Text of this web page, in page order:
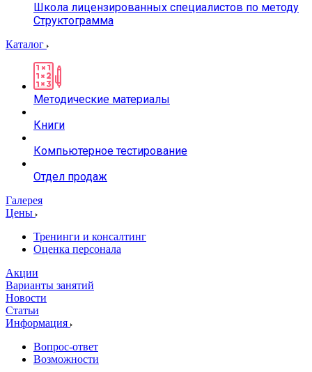
Школа лицензированных специалистов по методу
Структограмма
Каталог
Методические материалы
Книги
Компьютерное тестирование
Отдел продаж
Галерея
Цены
Тренинги и консалтинг
Оценка персонала
Акции
Варианты занятий
Новости
Статьи
Информация
Вопрос-ответ
Возможности